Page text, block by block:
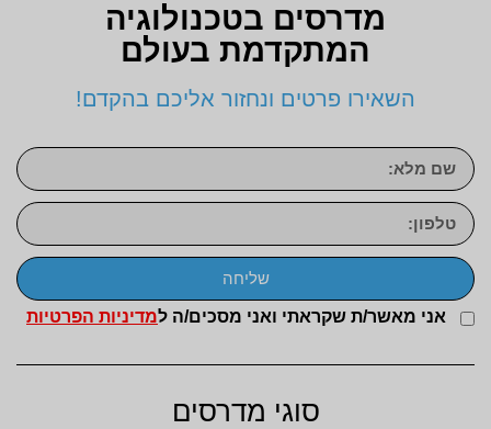
מדרסים בטכנולוגיה
המתקדמת בעולם
השאירו פרטים ונחזור אליכם בהקדם!
אני מאשר/ת שקראתי ואני מסכים/ה למדיניות הפרטיות
שליחה
סוגי מדרסים